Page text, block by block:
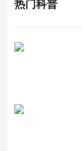
热门科普